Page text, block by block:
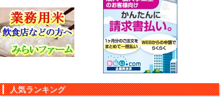
人気ランキング